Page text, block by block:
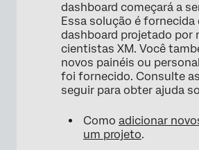
dashboard começará a
Essa solução é fornecida
dashboard projetado por
cientistas XM. Você
novos painéis ou
foi fornecido. Consulte
seguir para obter ajuda
Como adicionar
um projeto.